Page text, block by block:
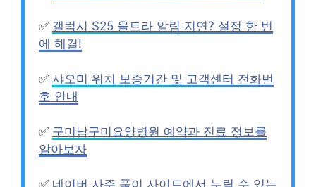
✅ 갤럭시 S25 울트라 알림 지연? 설정 한 번
에 해결!
✅ 샤오미 워치 보증기간 및 고객센터 전화번
호 안내
✅ 구미남구미요양병원 예약과 진료 정보를
알아보자